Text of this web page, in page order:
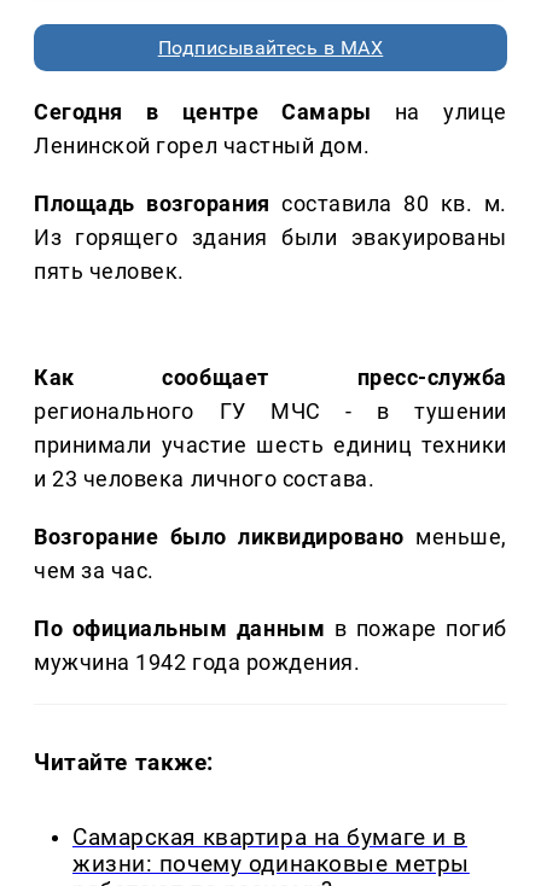
Подписывайтесь в MAX
Сегодня в центре Самары на улице
Ленинской горел частный дом.
Площадь возгораниясоставила 80 кв. м.
Из горящего здания были эвакуированы
пять человек.
Как сообщает пресс-служба
регионального ГУ МЧС - в тушении
принимали участие шесть единиц техники
и 23 человека личного состава.
Возгорание было ликвидировано меньше,
чем за час.
По официальным данным в пожаре погиб
мужчина 1942 года рождения.
Читайте также:
Самарская квартира на бумаге и в
жизни: почему одинаковые метры